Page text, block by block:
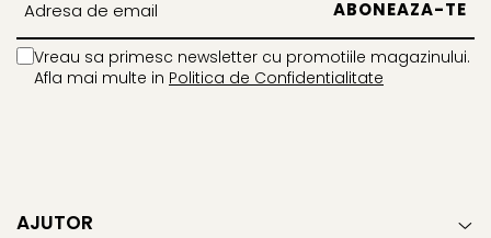
Vreau sa primesc newsletter cu promotiile magazinului.
Afla mai multe in Politica de Confidentialitate
AJUTOR